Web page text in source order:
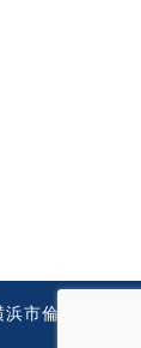
市倫理法人会